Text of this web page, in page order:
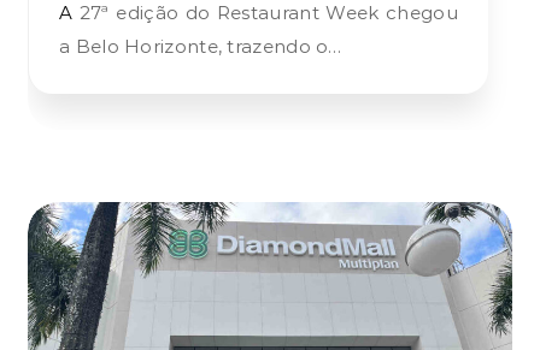
A 27ª edição do Restaurant Week chegou
a Belo Horizonte, trazendo o…